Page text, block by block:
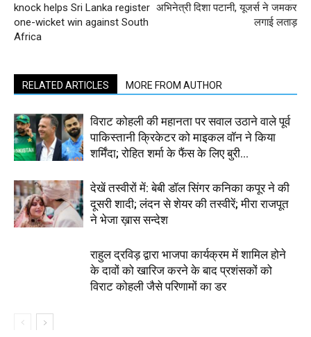
knock helps Sri Lanka register
one-wicket win against South
Africa
अभिनेत्री दिशा पटानी, यूजर्स ने जमकर
लगाई लताड़
RELATED ARTICLES MORE FROM AUTHOR
विराट कोहली की महानता पर सवाल उठाने वाले पूर्व
पाकिस्तानी क्रिकेटर को माइकल वॉन ने किया
शर्मिंदा; रोहित शर्मा के फैंस के लिए बुरी...
देखें तस्वीरों में: बेबी डॉल सिंगर कनिका कपूर ने की
दूसरी शादी; लंदन से शेयर की तस्वीरें; मीरा राजपूत
ने भेजा ख़ास सन्देश
राहुल द्रविड़ द्वारा भाजपा कार्यक्रम में शामिल होने
के दावों को खारिज करने के बाद प्रशंसकों को
विराट कोहली जैसे परिणामों का डर